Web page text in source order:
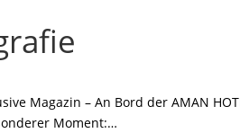
Magazin – An Bord der AMAN
Moment:…